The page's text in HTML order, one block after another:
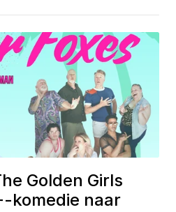
Golden Girls
komedie naar